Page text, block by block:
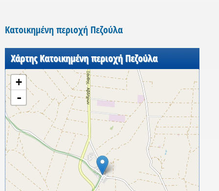
Κατοικημένη περιοχή Πεζούλα
Χάρτης Κατοικημένη περιοχή Πεζούλα
+
-